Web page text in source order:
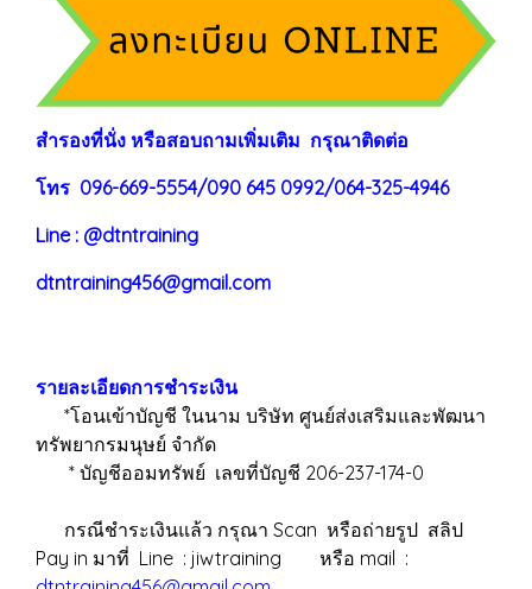
สำรองที่นั่ง หรือสอบถามเพิ่มเติม กรุณาติดต่อ
โทร 096-669-5554/090 645 0992/064-325-4946
Line : @dtntraining
dtntraining456@gmail.com
รายละเอียดการชำระเงิน
*โอนเข้าบัญชี ในนาม บริษัท ศูนย์ส่งเสริมและพัฒนา
ทรัพยากรมนุษย์ จำกัด
* บัญชีออมทรัพย์ เลขที่บัญชี 206-237-174-0
กรณีชำระเงินแล้ว กรุณา Scan หรือถ่ายรูป สลิป
Pay in มาที่ Line : jiwtraining หรือ mail :